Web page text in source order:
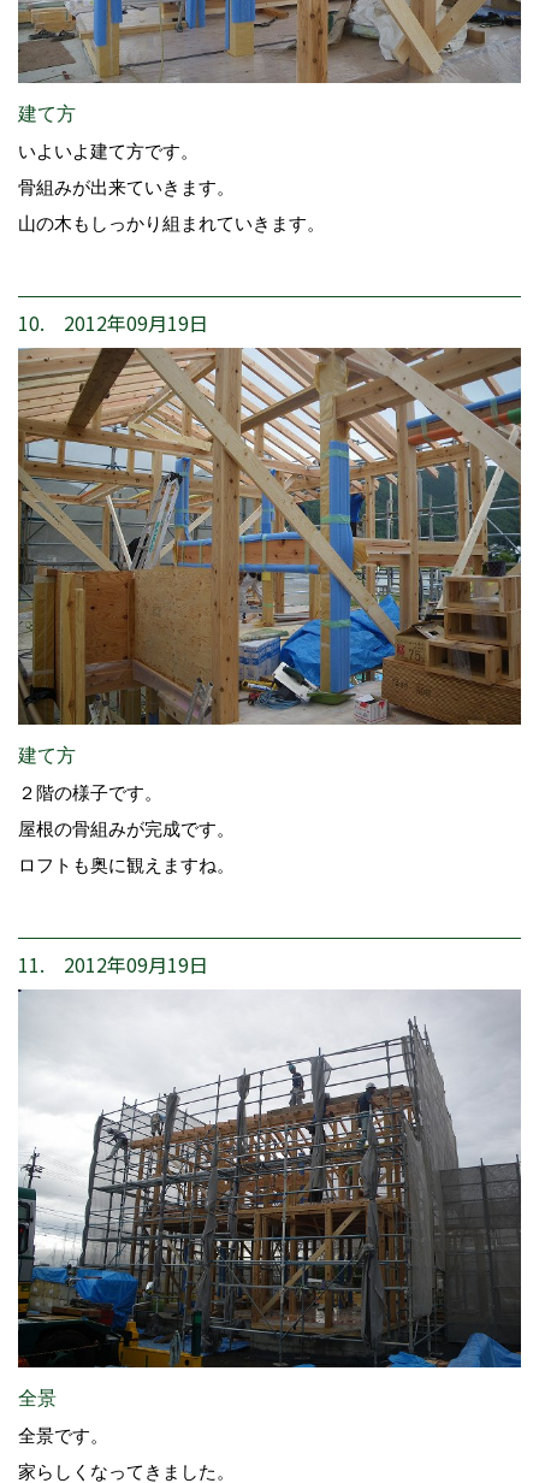
建て方
いよいよ建て方です。
骨組みが出来ていきます。
山の木もしっかり組まれていきます。
10. 2012年09月19日
建て方
２階の様子です。
屋根の骨組みが完成です。
ロフトも奥に観えますね。
11. 2012年09月19日
全景
全景です。
家らしくなってきました。